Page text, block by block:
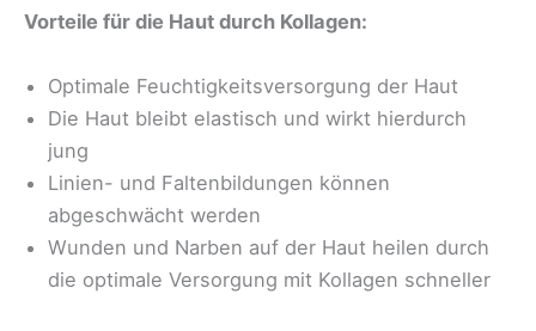
Vorteile für die Haut durch Kollagen:
Optimale Feuchtigkeitsversorgung der Haut
Die Haut bleibt elastisch und wirkt hierdurch
jung
Linien- und Faltenbildungen können
abgeschwächt werden
Wunden und Narben auf der Haut heilen durch
die optimale Versorgung mit Kollagen schneller